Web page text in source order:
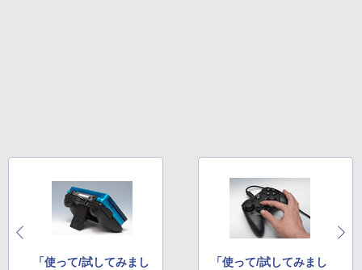
「使って/試してみまし
「使って/試してみまし